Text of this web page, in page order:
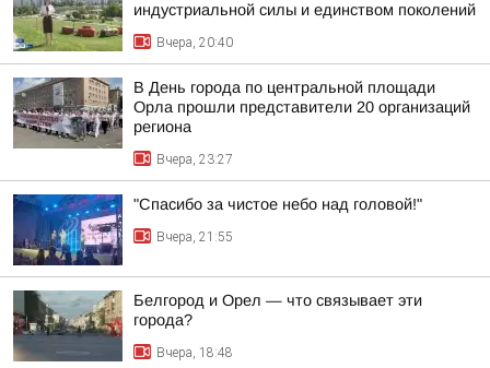
индустриальной силы и единством поколений
Вчера, 20:40
В День города по центральной площади
Орла прошли представители 20 организаций
региона
Вчера, 23:27
"Спасибо за чистое небо над головой!"
Вчера, 21:55
Белгород и Орел — что связывает эти
города?
Вчера, 18:48